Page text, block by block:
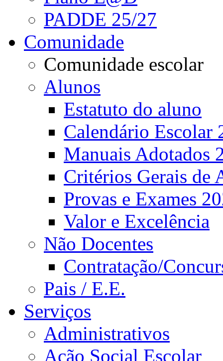
PADDE 25/27
Comunidade
Comunidade escolar
Alunos
Estatuto do aluno
Calendário Escolar
Manuais Adotados
Critérios Gerais de
Provas e Exames
Valor e Excelência
Não Docentes
Contratação/
Pais / E.E.
Serviços
Administrativos
Ação Social Escolar